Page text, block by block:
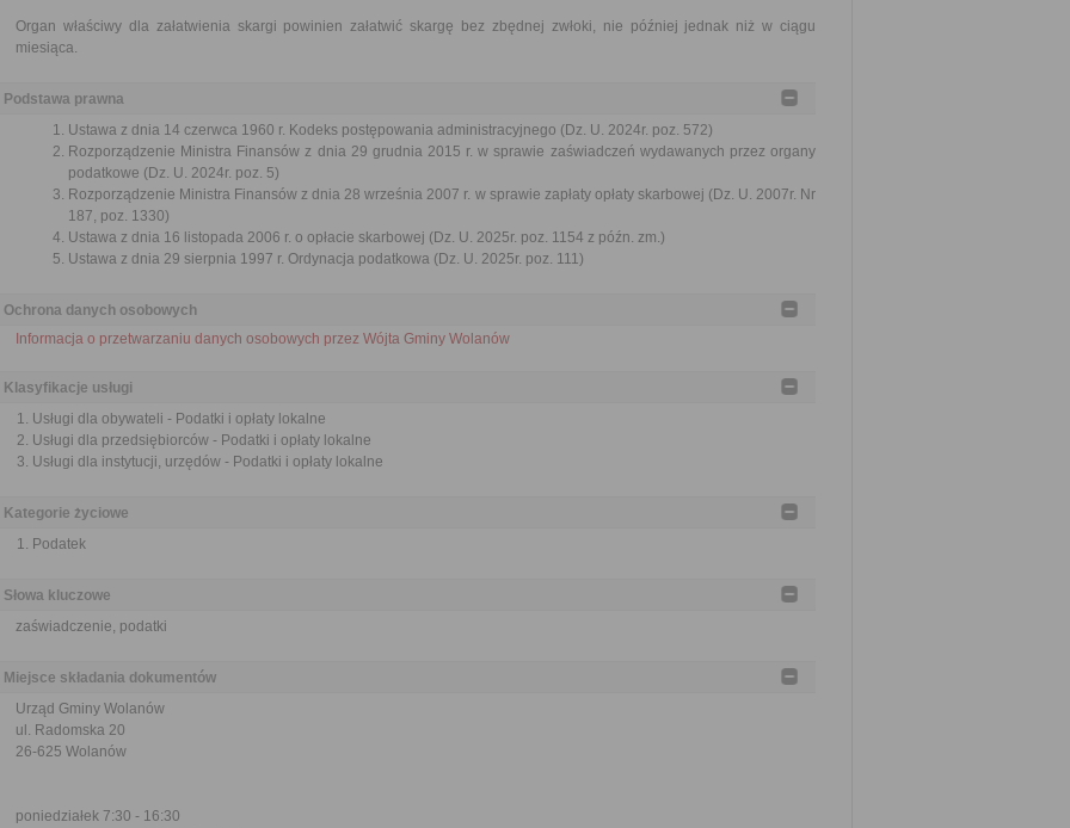
Organ właściwy dla załatwienia skargi powinien załatwić skargę bez zbędnej zwłoki, nie później jednak niż w ciągu
miesiąca.
Podstawa prawna
Ustawa z dnia 14 czerwca 1960 r. Kodeks postępowania administracyjnego (Dz. U. 2024r. poz. 572)
Rozporządzenie Ministra Finansów z dnia 29 grudnia 2015 r. w sprawie zaświadczeń wydawanych przez organy
podatkowe (Dz. U. 2024r. poz. 5)
Rozporządzenie Ministra Finansów z dnia 28 września 2007 r. w sprawie zapłaty opłaty skarbowej (Dz. U. 2007r. Nr
187, poz. 1330)
Ustawa z dnia 16 listopada 2006 r. o opłacie skarbowej (Dz. U. 2025r. poz. 1154 z późn. zm.)
Ustawa z dnia 29 sierpnia 1997 r. Ordynacja podatkowa (Dz. U. 2025r. poz. 111)
Ochrona danych osobowych
Informacja o przetwarzaniu danych osobowych przez Wójta Gminy Wolanów
Klasyfikacje usługi
Usługi dla obywateli - Podatki i opłaty lokalne
Usługi dla przedsiębiorców - Podatki i opłaty lokalne
Usługi dla instytucji, urzędów - Podatki i opłaty lokalne
Kategorie życiowe
Podatek
Słowa kluczowe
zaświadczenie, podatki
Miejsce składania dokumentów
Urząd Gminy Wolanów
ul. Radomska 20
26-625 Wolanów
poniedziałek 7:30 - 16:30